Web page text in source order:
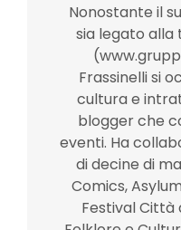
Nonostante il
sia legato alla
Frassinelli si
cultura e
blogger che
eventi. Ha
di decine di
Comics,
Festival Città